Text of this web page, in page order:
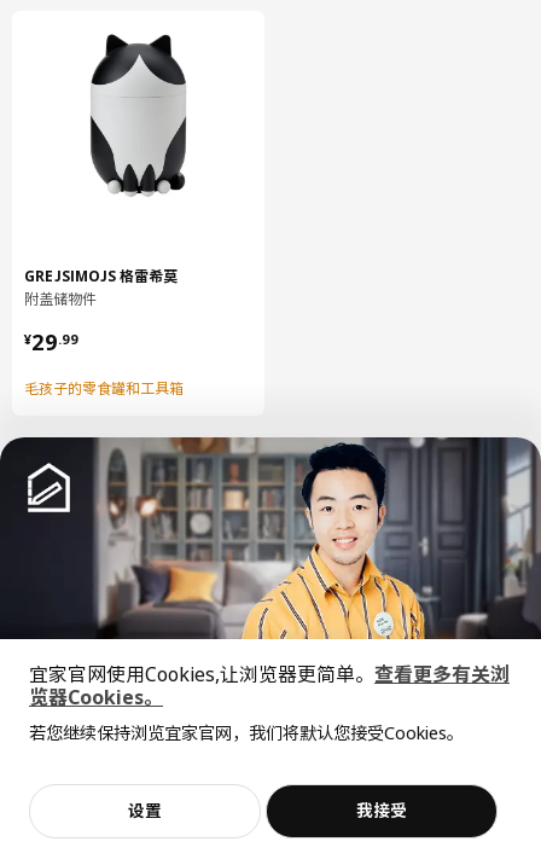
GREJSIMOJS 格雷希莫
附盖储物件
¥29.99
¥ 29.99
毛孩子的零食罐和工具箱
抱歉，该商品在所选地区暂时缺货。
客服
加入购物袋 立即购买
中文 English
© Inter IKEA Systems B.V. 1999-2026
隐私政策
上海工商 沪公网安备 31010402001069号
宜家AI购物助手算法 网信算备310104755117001240013号
宜家智能搜索生成合成算法 网信算备310104755117001250025号
Cookie设置
价格透明，设计专业，现货供应
不，谢谢 立即预约
宜家官网使用Cookies,让浏览器更简单。 查看更多有关浏
览器Cookies。
若您继续保持浏览宜家官网，我们将默认您接受Cookies。
设置 我接受